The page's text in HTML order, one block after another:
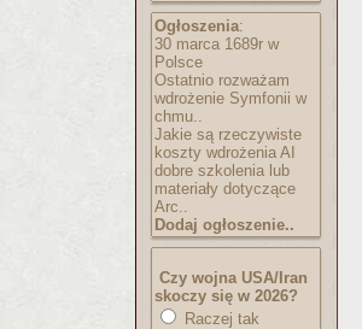
Ogłoszenia:
30 marca 1689r w
Polsce
Ostatnio rozważam
wdrożenie Symfonii w
chmu..
Jakie są rzeczywiste
koszty wdrożenia AI
dobre szkolenia lub
materiały dotyczące
Arc..
Dodaj ogłoszenie..
Czy wojna USA/Iran
skoczy się w 2026?
Raczej tak